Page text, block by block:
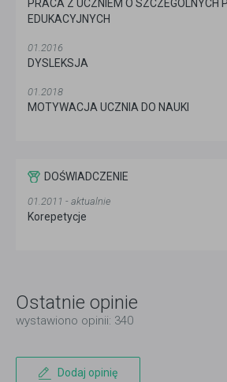
PRACA Z UCZNIEM O SZCZEGÓLNYCH
EDUKACYJNYCH
01.2016
DYSLEKSJA
01.2018
MOTYWACJA UCZNIA DO NAUKI
DOŚWIADCZENIE
01.2011 - aktualnie
Korepetycje
Ostatnie opinie
wystawiono opinii: 340
Dodaj opinię